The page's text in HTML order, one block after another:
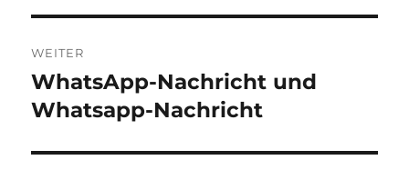
WEITER
Nächster
Beitrag:
WhatsApp-Nachricht und
Whatsapp-Nachricht